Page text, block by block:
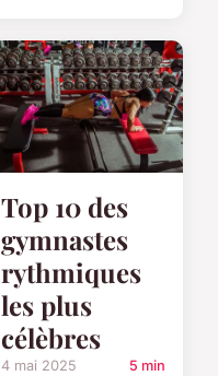
Top 10 des
gymnastes
rythmiques
les plus
célèbres
4 mai 2025 5 min